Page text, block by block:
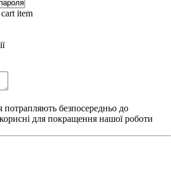
потрапляють безпосередньо до
для покращення нашої роботи